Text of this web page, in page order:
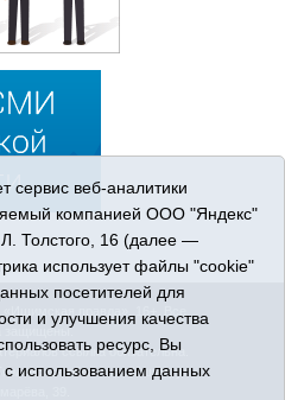
«Ишимская правда». 16+. Все
защищены.
ссылка обязательна.
область, г. Ишим, ул.
сервис веб-аналитики
компанией ООО "Яндекс"
Толстого, 16 (далее —
использует файлы "cookie"
посетителей для
и улучшения качества
ресурс, Вы
с использованием данных